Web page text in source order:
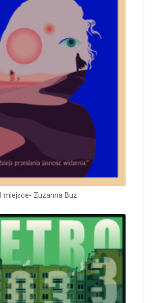
I miejsce- Zuzanna Buż